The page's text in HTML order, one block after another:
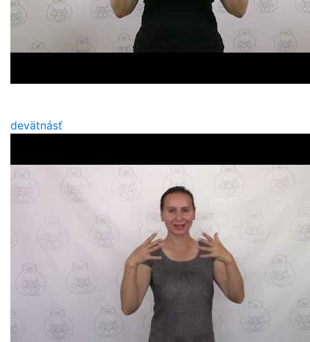
devätnásť